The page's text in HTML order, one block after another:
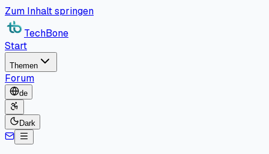
Zum Inhalt springen
TechBone
Start
Themen
Forum
de
Dark